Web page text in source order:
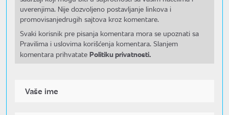
uverenjima. Nije dozvoljeno postavljanje linkova i
promovisanjedrugih sajtova kroz komentare.
Svaki korisnik pre pisanja komentara mora se upoznati sa
Pravilima i uslovima korišćenja komentara. Slanjem
komentara prihvatate Politiku privatnosti.